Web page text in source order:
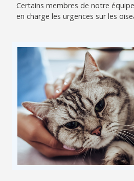
Certains membres de notre
en charge les urgences sur les